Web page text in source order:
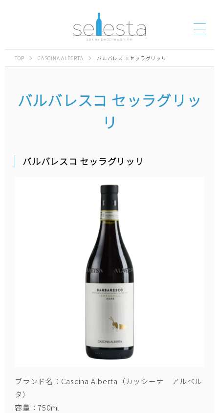
TOP CASCINA ALBERTA バルバレスコ セッラグリッリ
バルバレスコ セッラグリッ
リ
バルバレスコ セッラグリッリ
ブランド名：Cascina Alberta（カッシーナ アルベル
タ）
容量：750ml